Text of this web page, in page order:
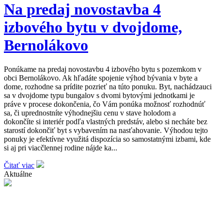
Na predaj novostavba 4
izbového bytu v dvojdome,
Bernolákovo
Ponúkame na predaj novostavbu 4 izbového bytu s pozemkom v
obci Bernolákovo. Ak hľadáte spojenie výhod bývania v byte a
dome, rozhodne sa prídite pozrieť na túto ponuku. Byt, nachádzauci
sa v dvojdome typu bungalov s dvomi bytovými jednotkami je
práve v procese dokončenia, čo Vám ponúka možnosť rozhodnúť
sa, či uprednostníte výhodnejšiu cenu v stave holodom a
dokončíte si interiér podľa vlastných predstáv, alebo si necháte bez
starostí dokončiť byt s vybavením na nasťahovanie. Výhodou tejto
ponuky je efektívne využitá dispozícia so samostatnými izbami, kde
si aj pri viacčlennej rodine nájde ka...
Čitať viac
Aktuálne